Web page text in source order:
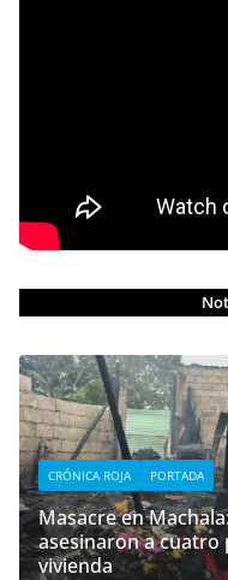
CRÓNICA ROJA PORTADA
Masacre en
asesinaron a cuatro
vivienda